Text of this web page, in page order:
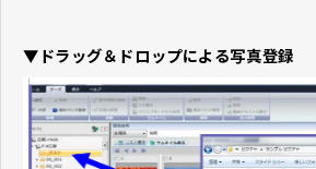
▼ドラッグ＆ドロップによる写真登録